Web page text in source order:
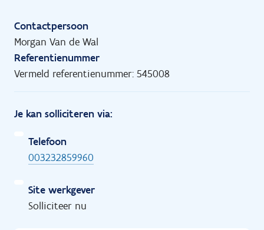
Contactpersoon
Morgan Van de Wal
Referentienummer
Vermeld referentienummer: 545008
Je kan solliciteren via:
Telefoon
003232859960
Site werkgever
Solliciteer nu